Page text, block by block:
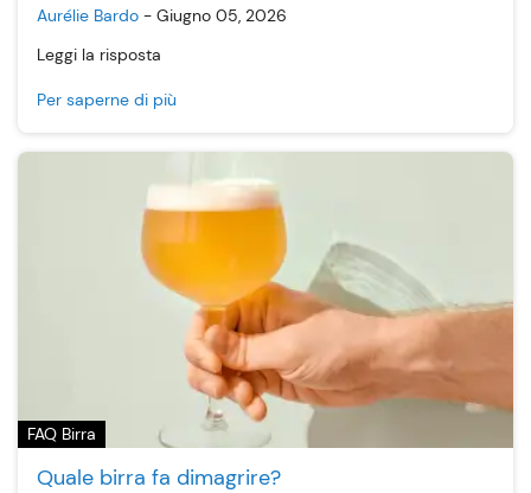
Aurélie Bardo - Giugno 05, 2026
Leggi la risposta
Per saperne di più
FAQ Birra
Quale birra fa dimagrire?